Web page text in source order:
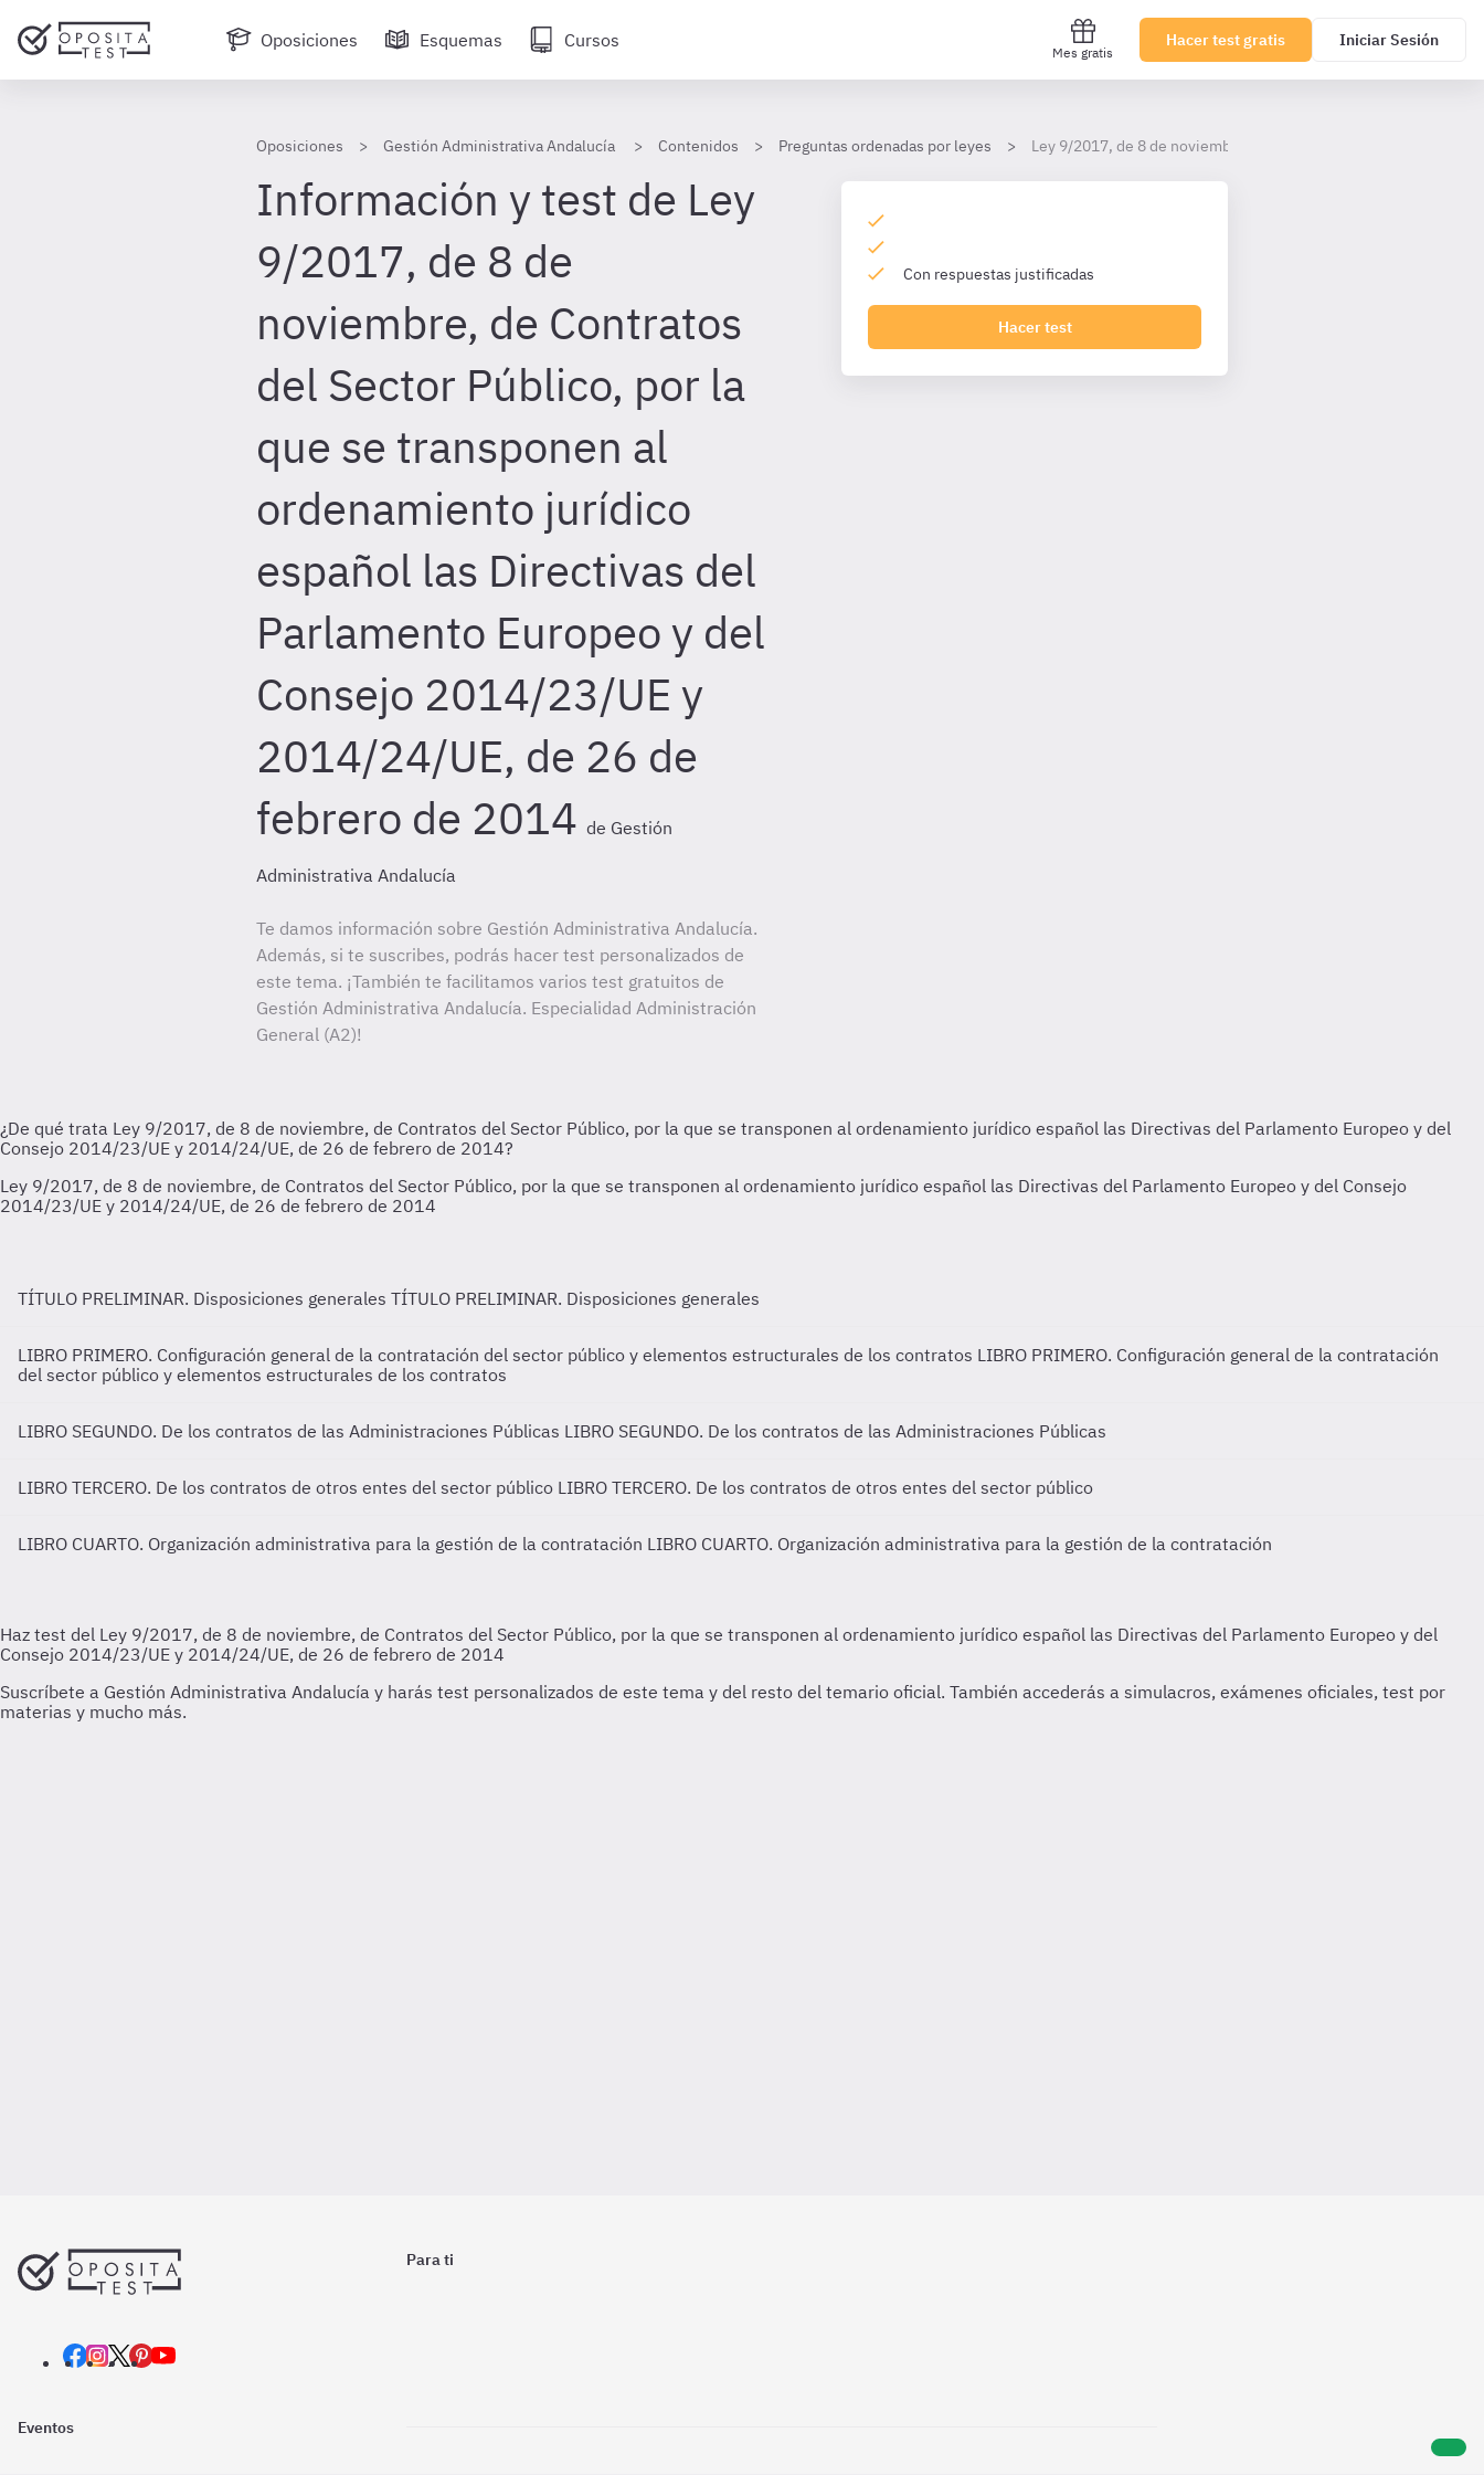
Oposiciones Esquemas Cursos
Mes gratis
Hacer test gratis Iniciar Sesión
Oposiciones Gestión Administrativa Andalucía Contenidos Preguntas ordenadas por leyes Ley 9/2017, de 8 de noviembre, de Contratos del Sector
Información y test de Ley
9/2017, de 8 de
noviembre, de Contratos
del Sector Público, por la
que se transponen al
ordenamiento jurídico
español las Directivas del
Parlamento Europeo y del
Consejo 2014/23/UE y
2014/24/UE, de 26 de
febrero de 2014 de Gestión
Administrativa Andalucía
Te damos información sobre Gestión Administrativa Andalucía.
Además, si te suscribes, podrás hacer test personalizados de
este tema. ¡También te facilitamos varios test gratuitos de
Gestión Administrativa Andalucía. Especialidad Administración
General (A2)!
Con respuestas justificadas
Hacer test
TÍTULO PRELIMINAR. Disposiciones generales TÍTULO PRELIMINAR. Disposiciones generales
LIBRO PRIMERO. Configuración general de la contratación del sector público y elementos estructurales de los contratos LIBRO PRIMERO. Configuración general de la contratación
del sector público y elementos estructurales de los contratos
LIBRO SEGUNDO. De los contratos de las Administraciones Públicas LIBRO SEGUNDO. De los contratos de las Administraciones Públicas
LIBRO TERCERO. De los contratos de otros entes del sector público LIBRO TERCERO. De los contratos de otros entes del sector público
LIBRO CUARTO. Organización administrativa para la gestión de la contratación LIBRO CUARTO. Organización administrativa para la gestión de la contratación
Para ti
Eventos